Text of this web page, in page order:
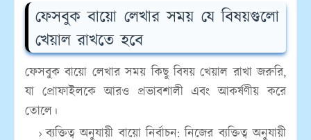
ফেসবুক বায়ো লেখার সময় যে বিষয়গুলো
খেয়াল রাখতে হবে
ফেসবুক বায়ো লেখার সময় কিছু বিষয় খেয়াল রাখা জরুরি,
যা প্রোফাইলকে আরও প্রভাবশালী এবং আকর্ষণীয় করে
তোলে।
ব্যক্তিত্ব অনুযায়ী বায়ো নির্বাচন: নিজের ব্যক্তিত্ব অনুযায়ী